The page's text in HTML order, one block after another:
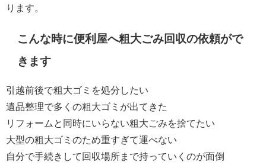
ります。
こんな時に便利屋へ粗大ごみ回収の依頼がで
きます
引越前後で粗大ゴミを処分したい
遺品整理で多くの粗大ゴミが出てきた
リフォームと同時にいらない粗大ごみを捨てたい
大型の粗大ゴミのため重すぎて運べない
自分で手続きして回収場所まで持っていくのが面倒